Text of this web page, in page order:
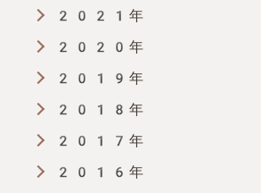
2021年
2020年
2019年
2018年
2017年
2016年